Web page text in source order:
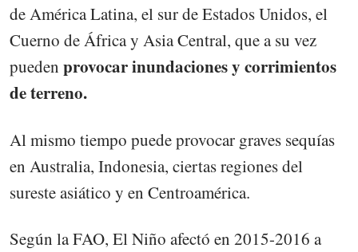
de América Latina, el sur de Estados Unidos, el
Cuerno de África y Asia Central, que a su vez
pueden provocar inundaciones y corrimientos
de terreno.
Al mismo tiempo puede provocar graves sequías
en Australia, Indonesia, ciertas regiones del
sureste asiático y en Centroamérica.
Según la FAO, El Niño afectó en 2015-2016 a